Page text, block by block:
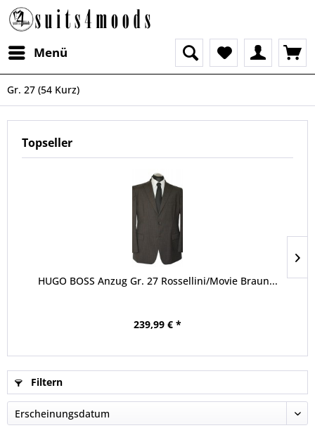
Menü
Gr. 27 (54 Kurz)
Topseller
HUGO BOSS Anzug Gr. 27 Rossellini/Movie Braun...
239,99 € *
Filtern